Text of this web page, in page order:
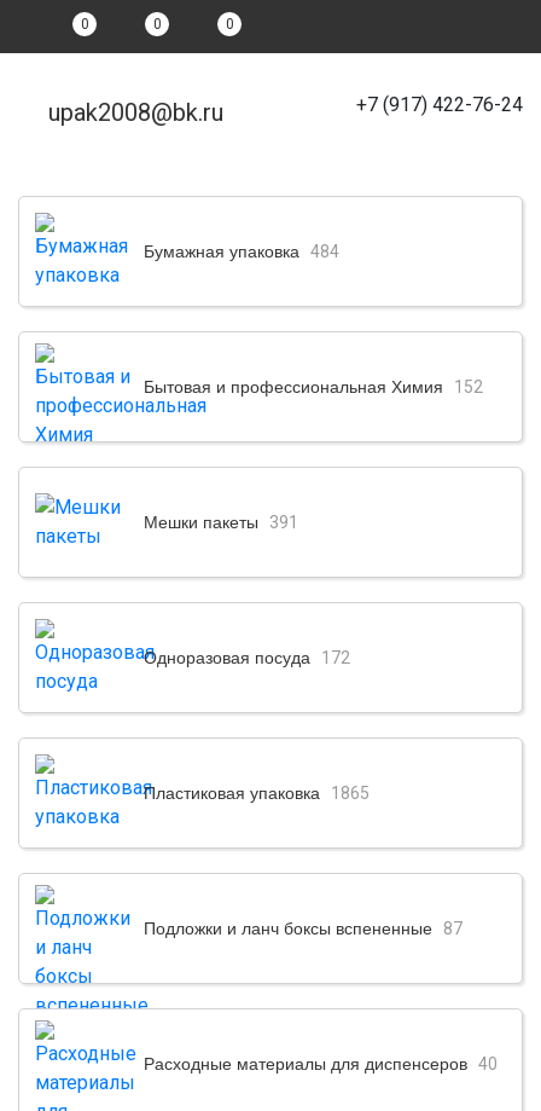
0 0 0
upak2008@bk.ru +7 (917) 422-76-24
Бумажная упаковка 484
Бытовая и профессиональная Химия 152
Мешки пакеты 391
Одноразовая посуда 172
Пластиковая упаковка 1865
Подложки и ланч боксы вспененные 87
Расходные материалы для диспенсеров 40